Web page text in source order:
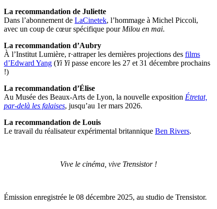
La recommandation de Juliette
Dans l’abonnement de LaCinetek, l’hommage à Michel Piccoli,
avec un coup de cœur spécifique pour Milou en mai.
La recommandation d’Aubry
À l’Institut Lumière, r·attraper les dernières projections des films
d’Edward Yang (Yi Yi passe encore les 27 et 31 décembre prochains
!)
La recommandation d’Élise
Au Musée des Beaux-Arts de Lyon, la nouvelle exposition Étretat,
par-delà les falaises, jusqu’au 1er mars 2026.
La recommandation de Louis
Le travail du réalisateur expérimental britannique Ben Rivers.
Vive le cinéma, vive Trensistor !
Émission enregistrée le 08 décembre 2025, au studio de Trensistor.